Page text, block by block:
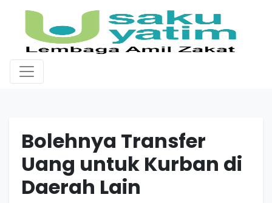
Bolehnya Transfer
Uang untuk Kurban di
Daerah Lain